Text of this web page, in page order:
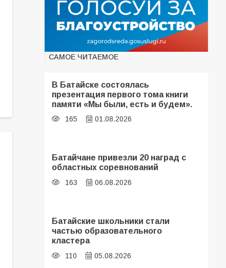
САМОЕ ЧИТАЕМОЕ
В Батайске состоялась
презентация первого тома книги
памяти «Мы были, есть и будем».
165 01.08.2026
Батайчане привезли 20 наград с
областных соревнований
163 06.08.2026
Батайские школьники стали
частью образовательного
кластера
110 05.08.2026